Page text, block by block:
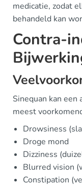
medicatie, zodat
behandeld kan
Contra-
Sinequan kan een
meest
Drowsiness
Droge mond
Dizziness
Blurred vision
Constipation